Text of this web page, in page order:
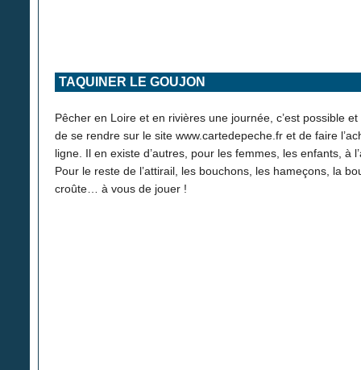
TAQUINER LE GOUJON
Pêcher en Loire et en rivières une journée, c’est possible
de se rendre sur le site www.cartedepeche.fr et de faire
ligne. Il en existe d’autres, pour les femmes, les enfants, à
Pour le reste de l’attirail, les bouchons, les hameçons, la
croûte… à vous de jouer !